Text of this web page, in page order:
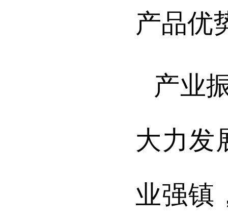
产品优
产业
大力发
业强镇